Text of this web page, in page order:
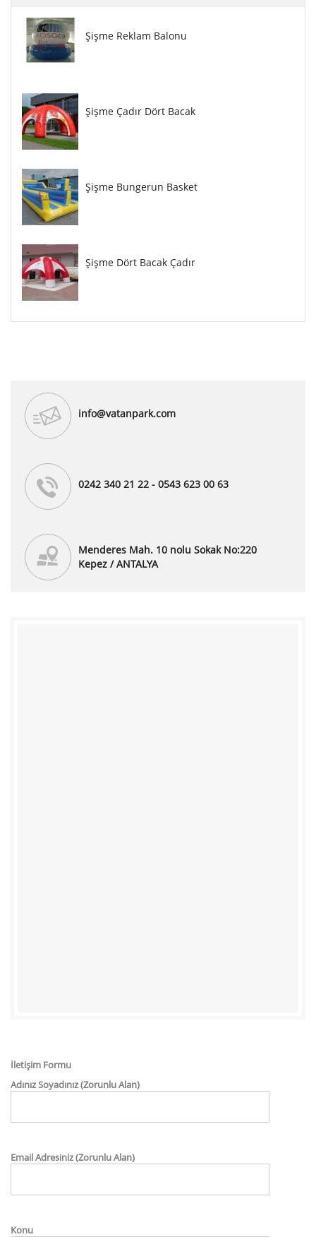
Şişme Reklam Balonu
Şişme Çadır Dört Bacak
Şişme Bungerun Basket
Şişme Dört Bacak Çadır
info@vatanpark.com
0242 340 21 22 - 0543 623 00 63
Menderes Mah. 10 nolu Sokak No:220
Kepez / ANTALYA
İletişim Formu
Adınız Soyadınız (Zorunlu Alan)
Email Adresiniz (Zorunlu Alan)
Konu